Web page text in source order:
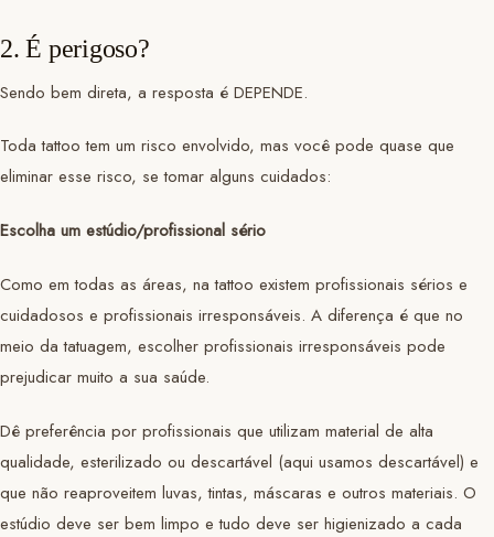
2. É perigoso?
Sendo bem direta, a resposta é DEPENDE.
Toda tattoo tem um risco envolvido, mas você pode quase que
eliminar esse risco, se tomar alguns cuidados:
Escolha um estúdio/profissional sério
Como em todas as áreas, na tattoo existem profissionais sérios e
cuidadosos e profissionais irresponsáveis. A diferença é que no
meio da tatuagem, escolher profissionais irresponsáveis pode
prejudicar muito a sua saúde.
Dê preferência por profissionais que utilizam material de alta
qualidade, esterilizado ou descartável (aqui usamos descartável) e
que não reaproveitem luvas, tintas, máscaras e outros materiais. O
estúdio deve ser bem limpo e tudo deve ser higienizado a cada